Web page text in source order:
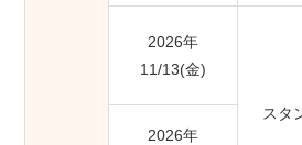
2026年
11/13(金)
スタ
2026年